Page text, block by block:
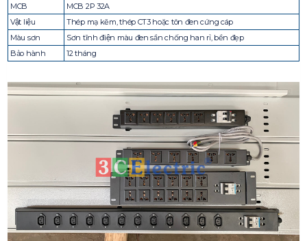
MCB
MCB 2P 32A
Vật liệu
Thép mạ kẽm, thép CT3 hoặc tôn đen cứng cáp
Màu sơn
Sơn tĩnh điện màu đen sần chống han rỉ, bền đẹp
Bảo hành
12 tháng